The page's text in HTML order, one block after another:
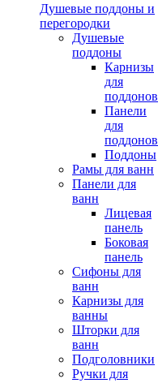
Душевые поддоны и
перегородки
Душевые
поддоны
Карнизы
для
поддонов
Панели
для
поддонов
Поддоны
Рамы для ванн
Панели для
ванн
Лицевая
панель
Боковая
панель
Сифоны для
ванн
Карнизы для
ванны
Шторки для
ванн
Подголовники
Ручки для